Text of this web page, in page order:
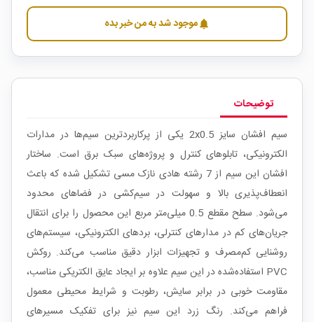
notificationsموجود شد به من خبر بده
توضیحات
سیم افشان سایز 2x0.5 یکی از پرکاربردترین سیم‌ها در مدارات
الکترونیکی، تابلوهای کنترل و پروژه‌های سبک برق است. ساختار
افشان این سیم از 7 رشته هادی نازک مسی تشکیل شده که باعث
انعطاف‌پذیری بالا و سهولت در سیم‌کشی در فضاهای محدود
می‌شود. سطح مقطع 0.5 میلی‌متر مربع این محصول را برای انتقال
جریان‌های کم در مدارهای کنترلی، بردهای الکترونیکی، سیستم‌های
روشنایی کم‌مصرف و تجهیزات ابزار دقیق مناسب می‌کند. روکش
PVC استفاده‌شده در این سیم علاوه بر ایجاد عایق الکتریکی مناسب،
مقاومت خوبی در برابر سایش، رطوبت و شرایط محیطی معمول
فراهم می‌کند. رنگ زرد این سیم نیز برای تفکیک مسیرهای